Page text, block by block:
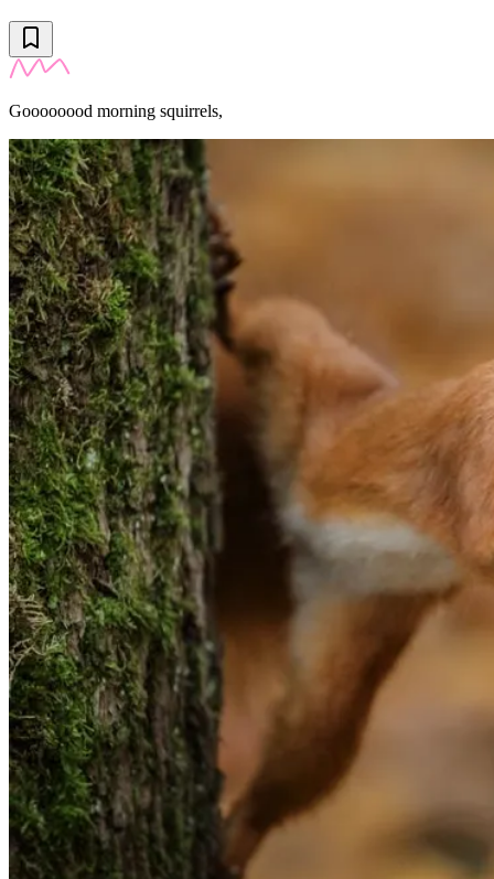
Goooooood morning squirrels,